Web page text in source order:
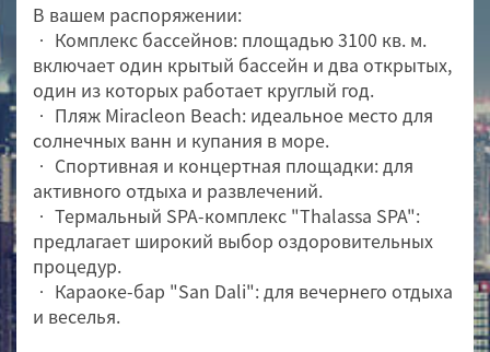
В вашем распоряжении:
• Комплекс бассейнов: площадью 3100 кв. м.
включает один крытый бассейн и два открытых,
один из которых работает круглый год.
• Пляж Miracleon Beach: идеальное место для
солнечных ванн и купания в море.
• Спортивная и концертная площадки: для
активного отдыха и развлечений.
• Термальный SPA-комплекс "Thalassa SPA":
предлагает широкий выбор оздоровительных
процедур.
• Караоке-бар "San Dali": для вечернего отдыха
и веселья.